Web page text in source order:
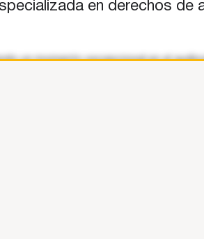
en derechos de
un momento excepcional en el